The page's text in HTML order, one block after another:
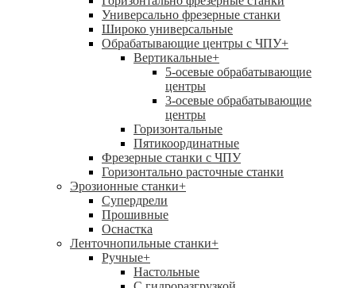
Универсально фрезерные станки
Широко универсальные
Обрабатывающие центры с ЧПУ+
Вертикальные+
5-осевые обрабатывающие
центры
3-осевые обрабатывающие
центры
Горизонтальные
Пятикоординатные
Фрезерные станки с ЧПУ
Горизонтально расточные станки
Эрозионные станки+
Супердрели
Прошивные
Оснастка
Ленточнопильные станки+
Ручные+
Настольные